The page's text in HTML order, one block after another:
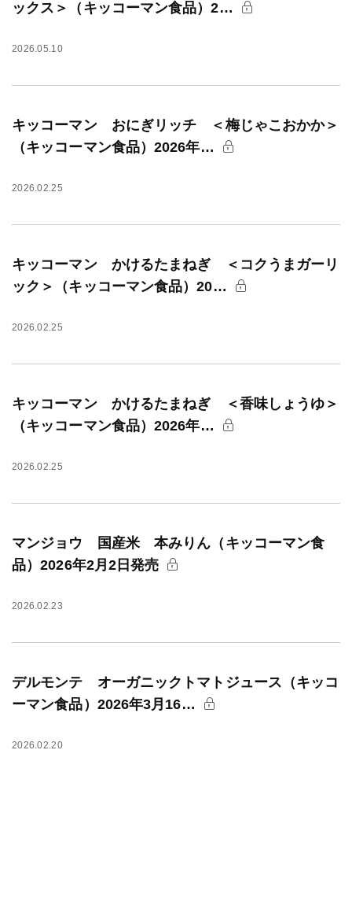
ックス＞（キッコーマン食品）2…
2026.05.10
キッコーマン おにぎリッチ ＜梅じゃこおかか＞
（キッコーマン食品）2026年…
2026.02.25
キッコーマン かけるたまねぎ ＜コクうまガーリ
ック＞（キッコーマン食品）20…
2026.02.25
キッコーマン かけるたまねぎ ＜香味しょうゆ＞
（キッコーマン食品）2026年…
2026.02.25
マンジョウ 国産米 本みりん（キッコーマン食
品）2026年2月2日発売
2026.02.23
デルモンテ オーガニックトマトジュース（キッコ
ーマン食品）2026年3月16…
2026.02.20